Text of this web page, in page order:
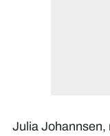
Julia Johannsen,